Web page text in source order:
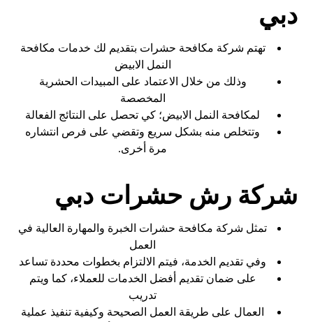
دبي
تهتم شركة مكافحة حشرات بتقديم لك خدمات مكافحة
النمل الابيض
وذلك من خلال الاعتماد على المبيدات الحشرية
المخصصة
لمكافحة النمل الابيض؛ كي تحصل على النتائج الفعالة
وتتخلص منه بشكل سريع وتقضي على فرص انتشاره
مرة أخرى.
شركة رش حشرات دبي
تمثل شركة مكافحة حشرات الخبرة والمهارة العالية في
العمل
وفي تقديم الخدمة، فيتم الالتزام بخطوات محددة تساعد
على ضمان تقديم أفضل الخدمات للعملاء، كما ويتم
تدريب
العمال على طريقة العمل الصحيحة وكيفية تنفيذ عملية